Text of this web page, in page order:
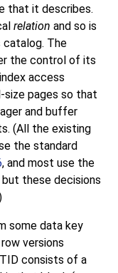
that it describes.
relation and so is
catalog. The
the control of its
access
size pages so that
and buffer
(All the existing
the standard
, and most use the
these decisions
some data key
versions
consists of a